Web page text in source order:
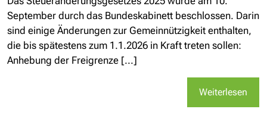
September durch das Bundeskabinett beschlossen. Darin
sind einige Änderungen zur Gemeinnützigkeit enthalten,
die bis spätestens zum 1.1.2026 in Kraft treten sollen:
Anhebung der Freigrenze [...]
Weiterlesen